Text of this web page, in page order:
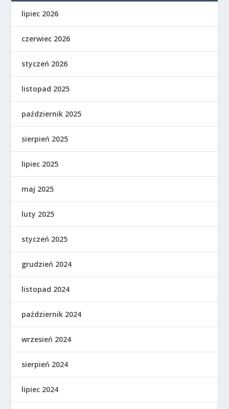
lipiec 2026
czerwiec 2026
styczeń 2026
listopad 2025
październik 2025
sierpień 2025
lipiec 2025
maj 2025
luty 2025
styczeń 2025
grudzień 2024
listopad 2024
październik 2024
wrzesień 2024
sierpień 2024
lipiec 2024